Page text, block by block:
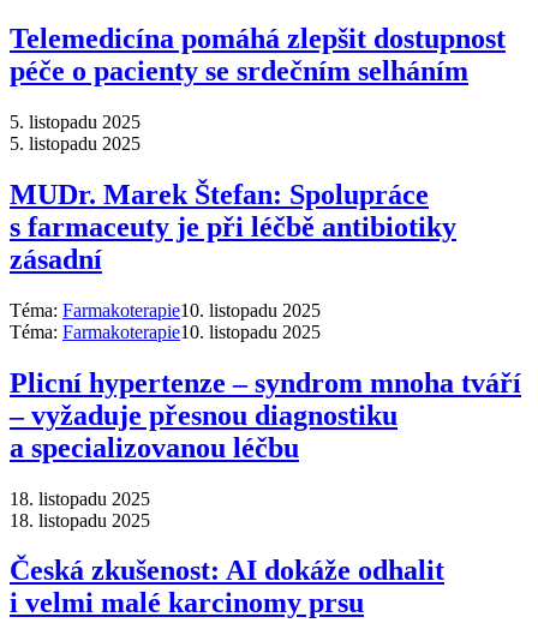
Telemedicína pomáhá zlepšit dostupnost
péče o pacienty se srdečním selháním
5. listopadu 2025
5. listopadu 2025
MUDr. Marek Štefan: Spolupráce
s farmaceuty je při léčbě antibiotiky
zásadní
Téma: Farmakoterapie10. listopadu 2025
Téma: Farmakoterapie10. listopadu 2025
Plicní hypertenze –⁠ syndrom mnoha tváří
–⁠ vyžaduje přesnou diagnostiku
a specializovanou léčbu
18. listopadu 2025
18. listopadu 2025
Česká zkušenost: AI dokáže odhalit
i velmi malé karcinomy prsu